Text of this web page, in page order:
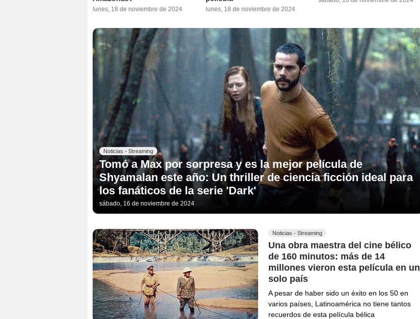
lunes, 18 de noviembre de 2024 lunes, 18 de noviembre de 2024
Noticias - Streaming
Tomó a Max por sorpresa y es la mejor película de
Shyamalan este año: Un thriller de ciencia ficción ideal para
los fanáticos de la serie 'Dark'
sábado, 16 de noviembre de 2024
Noticias - Streaming
Una obra maestra del cine bélico
de 160 minutos: más de 14
millones vieron esta película en un
solo país
A pesar de haber sido un éxito en los 50 en
varios países, Latinoamérica no tiene tantos
recuerdos de esta película bélica